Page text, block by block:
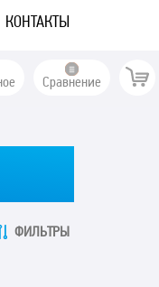
КОНТАКТЫ
Сравнение
ФИЛЬТРЫ